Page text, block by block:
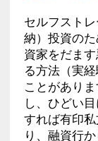
セルフスト
納）投資の
資家をだま
る方法（実
ことがあり
し、ひどい
すれば有印
り、融資行